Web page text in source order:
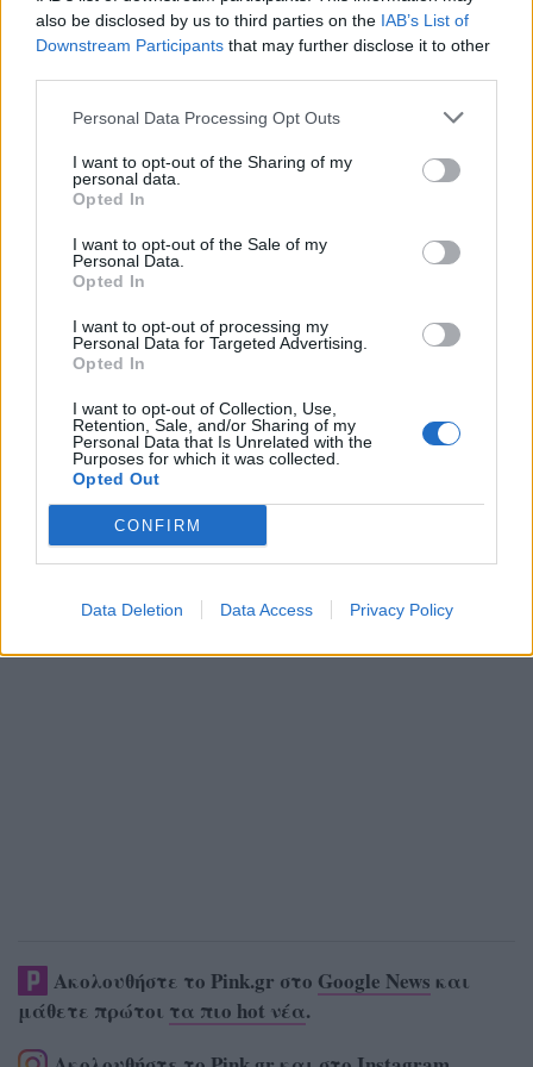
also be disclosed by us to third parties on the IAB’s List of
Downstream Participants that may further disclose it to other
Personal Data Processing Opt Outs
I want to opt-out of the Sharing of my
personal data.
Opted In
I want to opt-out of the Sale of my
Personal Data.
Opted In
I want to opt-out of processing my
Personal Data for Targeted Advertising.
Opted In
I want to opt-out of Collection, Use,
Retention, Sale, and/or Sharing of my
Personal Data that Is Unrelated with the
Purposes for which it was collected.
Opted Out
CONFIRM
Data Deletion Data Access Privacy Policy
Βρείτε τα προϊόντα της PCP ΕΔΩ
ΔΙΑΦΗΜΙΣΗ
Ακολουθήστε το Pink.gr στο Google News και
μάθετε πρώτοι τα πιο hot νέα.